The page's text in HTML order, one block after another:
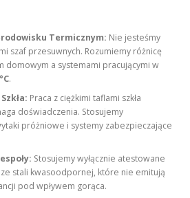
Termicznym: Nie jesteśmy
szaf przesuwnych. Rozumiemy różnicę
domowym a systemami pracującymi w
.
Praca z ciężkimi taflami szkła
doświadczenia. Stosujemy
próżniowe i systemy zabezpieczające
Stosujemy wyłącznie atestowane
stali kwasoodpornej, które nie emitują
pod wpływem gorąca.